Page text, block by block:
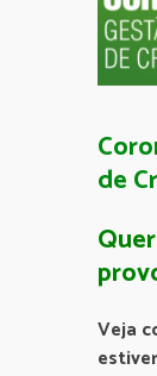
de
Veja